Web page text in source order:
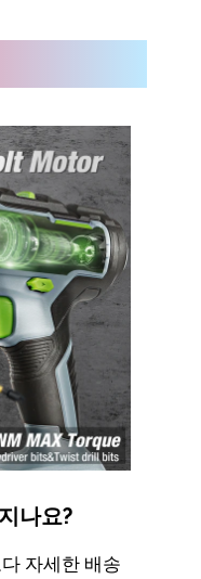
나요?
자세한 배송